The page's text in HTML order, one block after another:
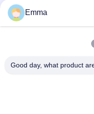
アドレス
Emma
Good day, what product